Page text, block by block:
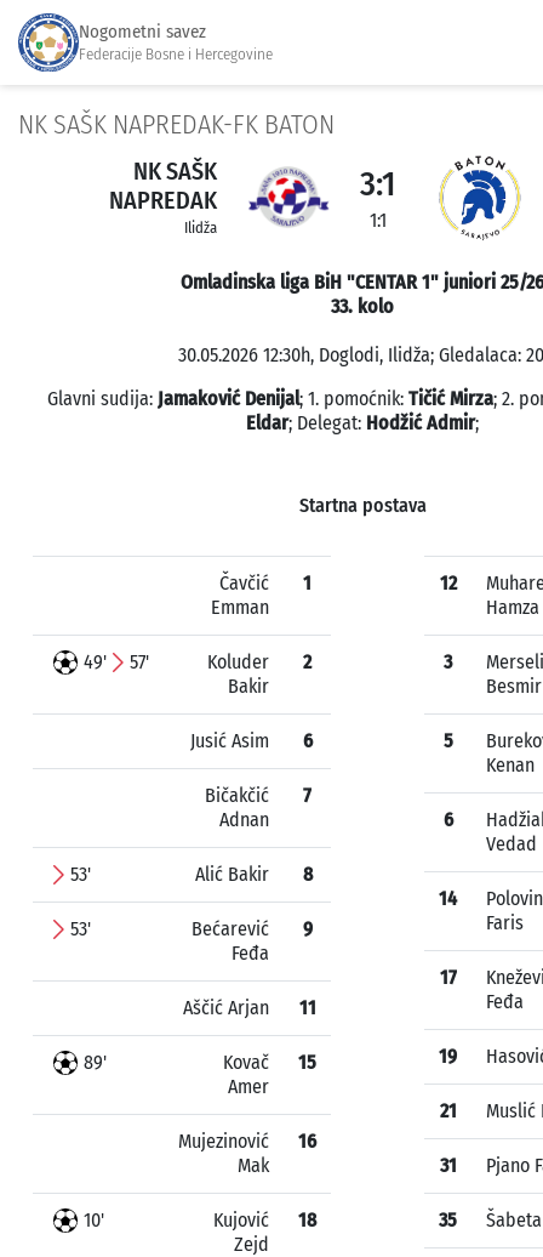
Nogometni savez
Federacije Bosne i Hercegovine
NK SAŠK NAPREDAK-FK BATON
NK SAŠK
NAPREDAK
Ilidža
3:1
1:1
Omladinska liga BiH "CENTAR 1" juniori 25/26
33. kolo
30.05.2026 12:30h, Doglodi, Ilidža; Gledalaca:
Glavni sudija: Jamaković Denijal; 1. pomoćnik: Tičić Mirza; 2.
Eldar; Delegat: Hodžić Admir;
Startna postava
Čavčić
Emman
1
49' 57'
Koluder
Bakir
2
Jusić Asim 6
Bičakčić
Adnan
7
53' Alić Bakir 8
53'
Bećarević
Feđa
9
Aščić Arjan 11
89'
Kovač
Amer
15
Mujezinović
Mak
16
10'
Kujović
Zejd
18
12
Hamza
3
Merseli
Besmir
5
Kenan
6
Vedad
14
Faris
17
Feđa
19
21 Muslić
31 Pjano
35